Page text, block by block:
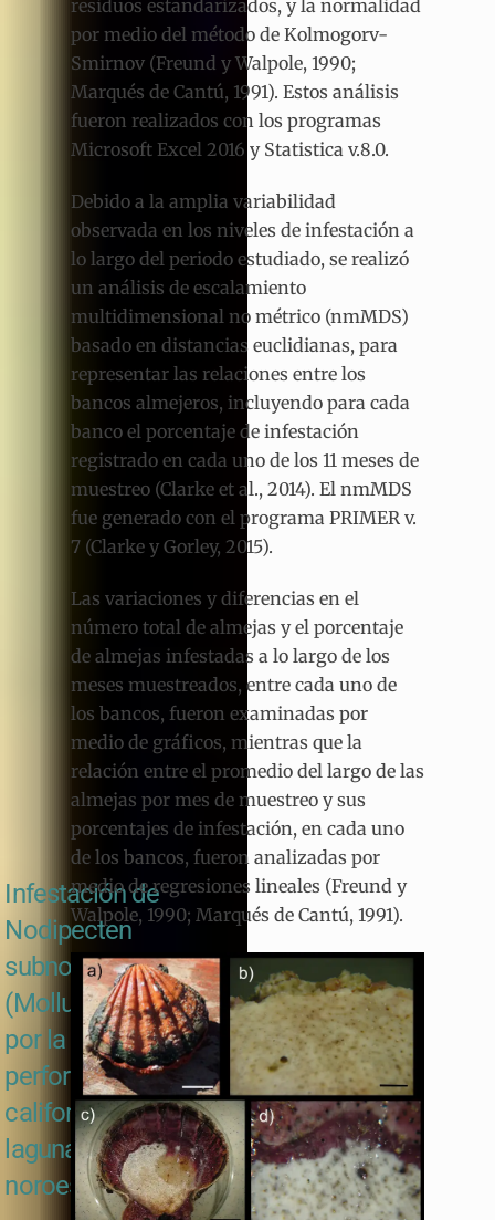
Infestación de
Nodipecten
subnodosus
(Mollusca: Bivalvia)
por la esponja
perforadora Cliona
californiana en la
laguna Ojo de Liebre,
noroeste de México
residuos estandarizados, y la normalidad
por medio del método de Kolmogorv-
Smirnov (Freund y Walpole, 1990;
Marqués de Cantú, 1991). Estos análisis
fueron realizados con los programas
Microsoft Excel 2016 y Statistica v.8.0.
Debido a la amplia variabilidad
observada en los niveles de infestación a
lo largo del periodo estudiado, se realizó
un análisis de escalamiento
multidimensional no métrico (nmMDS)
basado en distancias euclidianas, para
representar las relaciones entre los
bancos almejeros, incluyendo para cada
banco el porcentaje de infestación
registrado en cada uno de los 11 meses de
muestreo (Clarke et al., 2014). El nmMDS
fue generado con el programa PRIMER v.
7 (Clarke y Gorley, 2015).
Las variaciones y diferencias en el
número total de almejas y el porcentaje
de almejas infestadas a lo largo de los
meses muestreados, entre cada uno de
los bancos, fueron examinadas por
medio de gráficos, mientras que la
relación entre el promedio del largo de las
almejas por mes de muestreo y sus
porcentajes de infestación, en cada uno
de los bancos, fueron analizadas por
medio de regresiones lineales (Freund y
Walpole, 1990; Marqués de Cantú, 1991).